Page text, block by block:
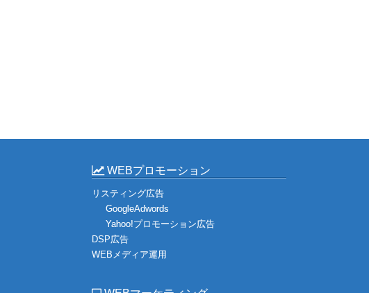
WEBプロモーション
リスティング広告
GoogleAdwords
Yahoo!プロモーション広告
DSP広告
WEBメディア運用